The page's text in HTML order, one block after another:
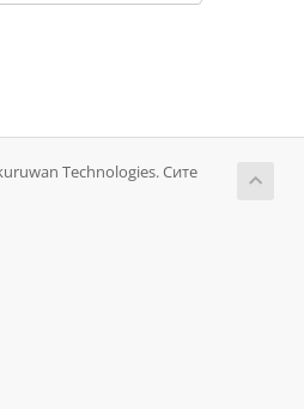
Technologies. Сите